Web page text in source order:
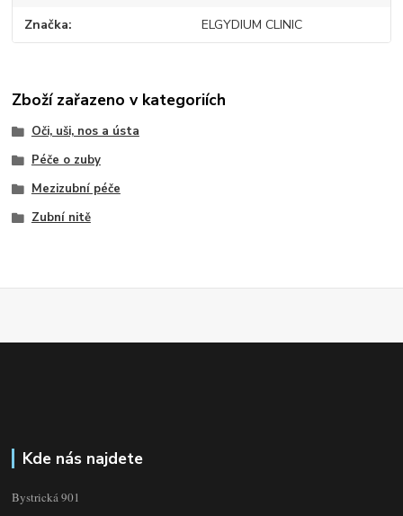
Značka ELGYDIUM CLINIC
Zboží zařazeno v kategoriích
Oči, uši, nos a ústa
Péče o zuby
Mezizubní péče
Zubní nitě
Kde nás najdete
Bystrická 901